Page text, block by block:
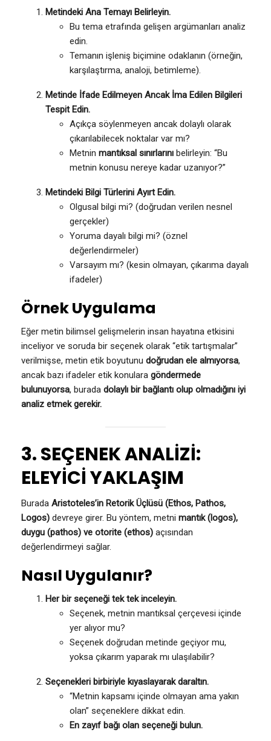
Metindeki Ana Temayı Belirleyin.
Bu tema etrafında gelişen argümanları analiz
edin.
Temanın işleniş biçimine odaklanın (örneğin,
karşılaştırma, analoji, betimleme).
Metinde İfade Edilmeyen Ancak İma Edilen Bilgileri
Tespit Edin.
Açıkça söylenmeyen ancak dolaylı olarak
çıkarılabilecek noktalar var mı?
Metnin mantıksal sınırlarını belirleyin: “Bu
metnin konusu nereye kadar uzanıyor?”
Metindeki Bilgi Türlerini Ayırt Edin.
Olgusal bilgi mi? (doğrudan verilen nesnel
gerçekler)
Yoruma dayalı bilgi mi? (öznel
değerlendirmeler)
Varsayım mı? (kesin olmayan, çıkarıma dayalı
ifadeler)
Örnek Uygulama
Eğer metin bilimsel gelişmelerin insan hayatına etkisini
inceliyor ve soruda bir seçenek olarak “etik tartışmalar”
verilmişse, metin etik boyutunu doğrudan ele almıyorsa,
ancak bazı ifadeler etik konulara göndermede
bulunuyorsa, burada dolaylı bir bağlantı olup olmadığını iyi
analiz etmek gerekir.
3. SEÇENEK ANALİZİ:
ELEYİCİ YAKLAŞIM
Burada Aristoteles’in Retorik Üçlüsü (Ethos, Pathos,
Logos) devreye girer. Bu yöntem, metni mantık (logos),
duygu (pathos) ve otorite (ethos) açısından
değerlendirmeyi sağlar.
Nasıl Uygulanır?
Her bir seçeneği tek tek inceleyin.
Seçenek, metnin mantıksal çerçevesi içinde
yer alıyor mu?
Seçenek doğrudan metinde geçiyor mu,
yoksa çıkarım yaparak mı ulaşılabilir?
Seçenekleri birbiriyle kıyaslayarak daraltın.
“Metnin kapsamı içinde olmayan ama yakın
olan” seçeneklere dikkat edin.
En zayıf bağı olan seçeneği bulun.